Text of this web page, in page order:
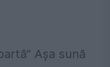
Așa sună